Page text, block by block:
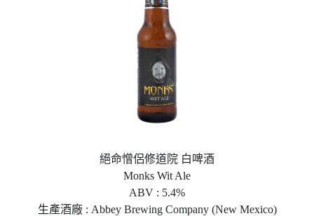
絕命憎侶修道院 白啤酒
Monks Wit Ale
ABV : 5.4%
生產酒廠 : Abbey Brewing Company (New Mexico)